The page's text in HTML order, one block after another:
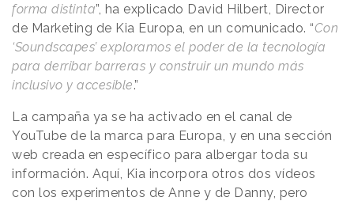
forma distinta”, ha explicado David Hilbert, Director
de Marketing de Kia Europa, en un comunicado. “Con
‘Soundscapes’ exploramos el poder de la tecnología
para derribar barreras y construir un mundo más
inclusivo y accesible.”
La campaña ya se ha activado en el canal de
YouTube de la marca para Europa, y en una sección
web creada en específico para albergar toda su
información. Aquí, Kia incorpora otros dos vídeos
con los experimentos de Anne y de Danny, pero